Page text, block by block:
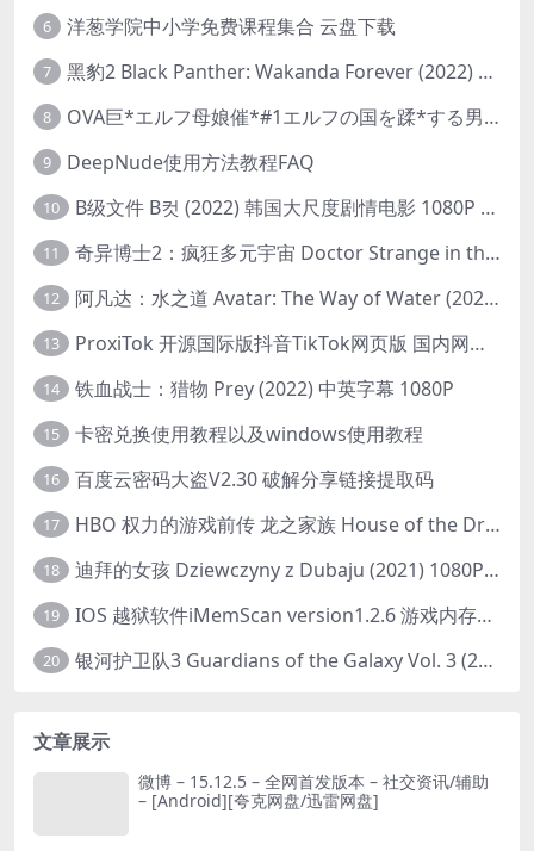
6 洋葱学院中小学免费课程集合 云盘下载
7 黑豹2 Black Panther: Wakanda Forever (2022) 高清版
8 OVA巨*エルフ母娘催*#1エルフの国を蹂*する男。汚された女王と姫
9 DeepNude使用方法教程FAQ
10 B级文件 B컷 (2022) 韩国大尺度剧情电影 1080P 中字
11 奇异博士2：疯狂多元宇宙 Doctor Strange in the Multiverse of Madness (2022) 高清版1080p
12 阿凡达：水之道 Avatar: The Way of Water (2022) 1080p 2k 4k 中文字幕
13 ProxiTok 开源国际版抖音TikTok网页版 国内网络直连
14 铁血战士：猎物 Prey (2022) 中英字幕 1080P
15 卡密兑换使用教程以及windows使用教程
16 百度云密码大盗V2.30 破解分享链接提取码
17 HBO 权力的游戏前传 龙之家族 House of the Dragon (2022) 中字 1080P 更新4集
18 迪拜的女孩 Dziewczyny z Dubaju (2021) 1080P 中字
19 IOS 越狱软件iMemScan version1.2.6 游戏内存修改器
20 银河护卫队3 Guardians of the Galaxy Vol. 3 (2023)4K高清资源1080p只分享精品
文章展示
微博 – 15.12.5 – 全网首发版本 – 社交资讯/辅助
– [Android][夸克网盘/迅雷网盘]